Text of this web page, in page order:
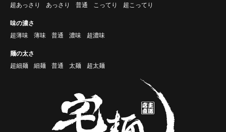
超あっさり
あっさり 普通 こってり 超こってり
味の濃さ
超薄味
薄味 普通 濃味 超濃味
麺の太さ
超細麺
細麺 普通 太麺 超太麺